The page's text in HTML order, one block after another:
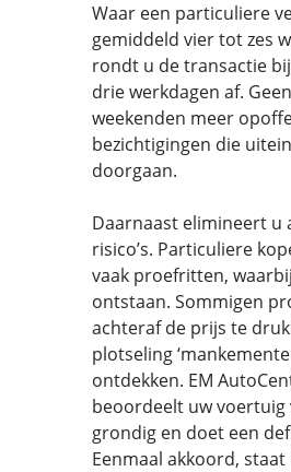
Waar een particuliere
gemiddeld vier tot zes
rondt u de transactie
drie werkdagen af.
weekenden meer
bezichtigingen die
doorgaan.
Daarnaast elimineert u
risico’s. Particuliere
vaak proefritten,
ontstaan. Sommigen
achteraf de prijs te
plotseling
ontdekken. EM
beoordeelt uw voertuig
grondig en doet een
Eenmaal akkoord,